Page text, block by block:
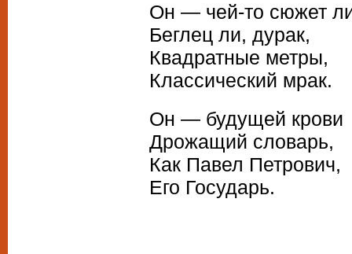
Он — чей-то сюжет
Беглец ли, дурак,
Квадратные метры,
Классический мрак.
Он — будущей крови
Дрожащий словарь,
Как Павел Петрович,
Его Государь.